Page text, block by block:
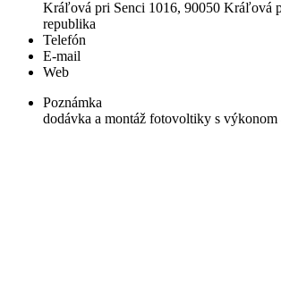
Kráľová pri Senci 1016, 90050 Kráľová
republika
Telefón
E-mail
Web
Poznámka
dodávka a montáž fotovoltiky s